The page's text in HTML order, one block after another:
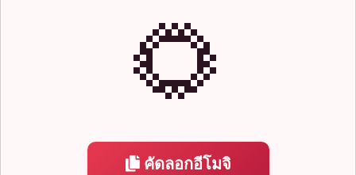
🌻
คัดลอกอีโมจิ